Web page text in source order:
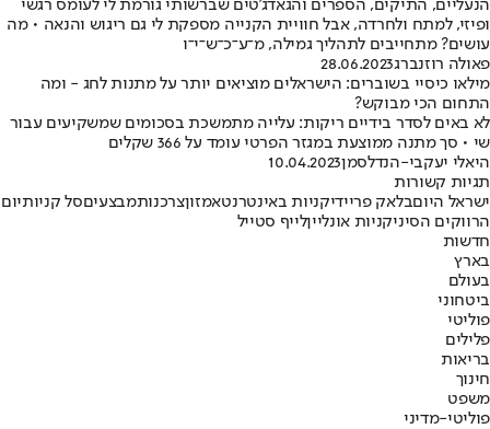
הנעליים, התיקים, הספרים והגאדג'טים שברשותי גורמת לי לעומס רגשי
ופיזי, למתח ולחרדה, אבל חוויית הקנייה מספקת לי גם ריגוש והנאה • מה
עושים? מתחייבים לתהליך גמילה, מ־ע־כ־ש־י־ו
פאולה רוזנברג28.06.2023
מילאו כיסיי בשוברים: הישראלים מוציאים יותר על מתנות לחג - ומה
התחום הכי מבוקש?
לא באים לסדר בידיים ריקות: עלייה מתמשכת בסכומים שמשקיעים עבור
שי • סך מתנה ממוצעת במגזר הפרטי עומד על 366 שקלים
היאלי יעקבי-הנדלסמן10.04.2023
תגיות קשורות
ישראל היוםבלאק פריידיקניות באינטרנטאמזוןצרכנותמבצעיםסל קניותיום
הרווקים הסיניקניות אונלייןלייף סטייל
חדשות
בארץ
בעולם
ביטחוני
פוליטי
פלילים
בריאות
חינוך
משפט
פוליטי-מדיני